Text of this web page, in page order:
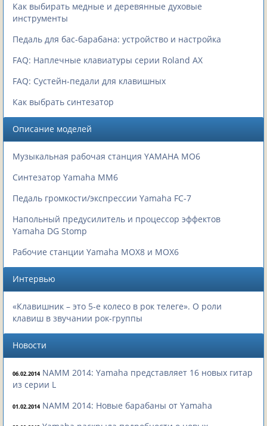
Как выбирать медные и деревянные духовые
инструменты
Педаль для бас-барабана: устройство и настройка
FAQ: Наплечные клавиатуры серии Roland AX
FAQ: Сустейн-педали для клавишных
Как выбрать синтезатор
Описание моделей
Музыкальная рабочая станция YAMAHA MO6
Синтезатор Yamaha MM6
Педаль громкости/экспрессии Yamaha FC-7
Напольный предусилитель и процессор эффектов
Yamaha DG Stomp
Рабочие станции Yamaha MOX8 и MOX6
Интервью
«Клавишник – это 5-е колесо в рок телеге». О роли
клавиш в звучании рок-группы
Новости
06.02.2014 NAMM 2014: Yamaha представляет 16 новых гитар
из серии L
01.02.2014 NAMM 2014: Новые барабаны от Yamaha